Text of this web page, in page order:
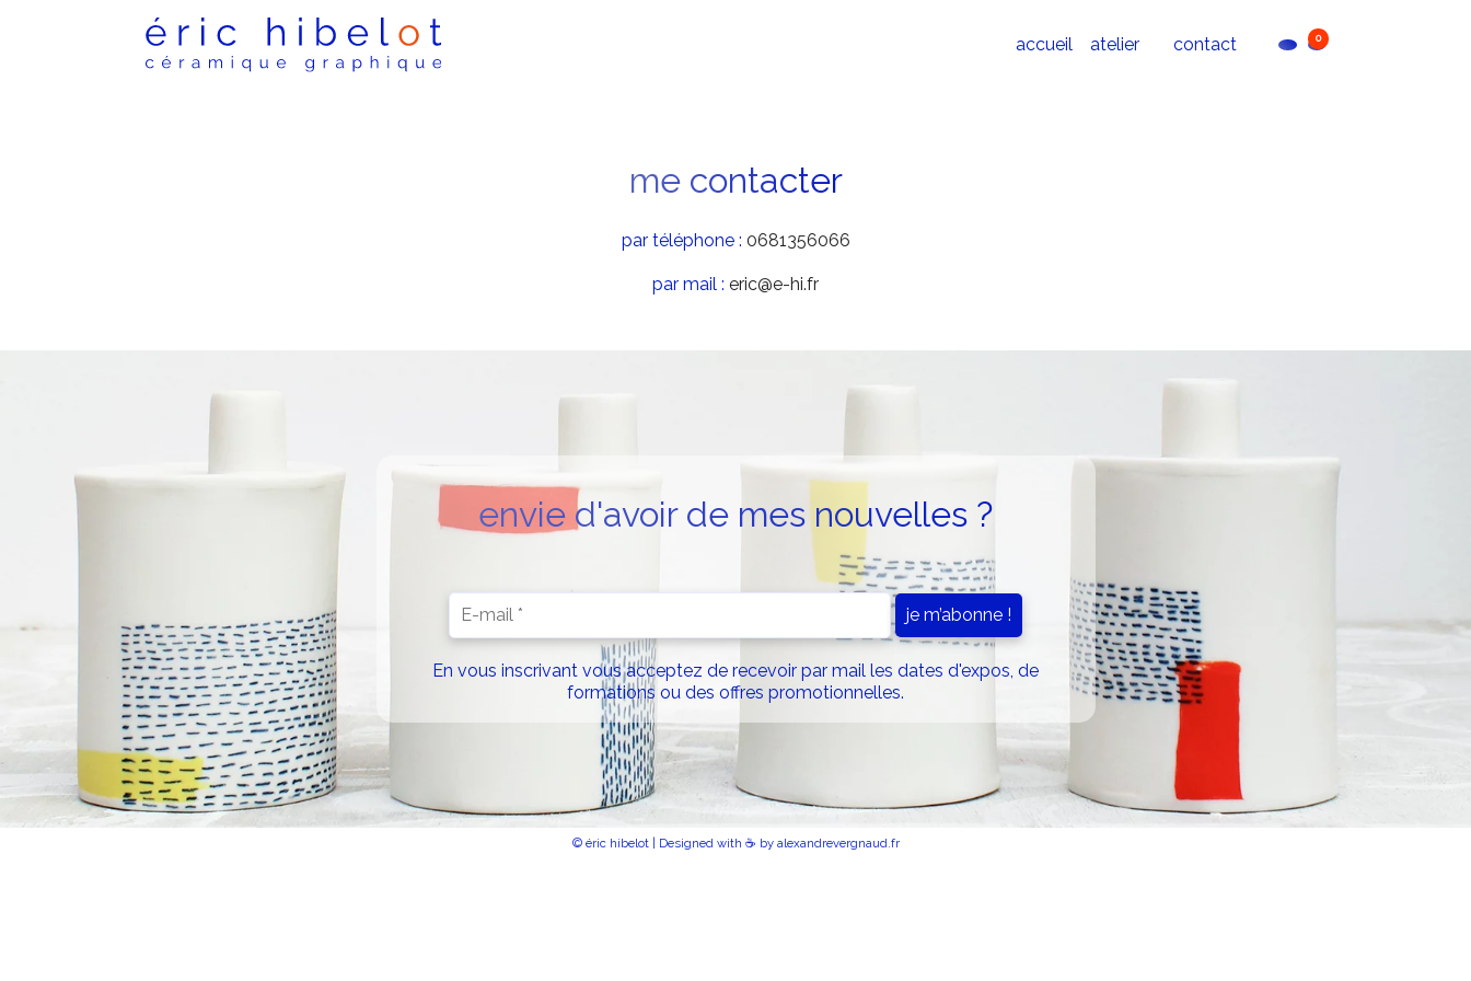
accueil atelier contact 0
me contacter
par téléphone : 6606531860
par mail : rf.ih-e@cire
envie d'avoir de mes nouvelles ?
En vous inscrivant vous acceptez de recevoir par mail les dates d'expos, de
formations ou des offres promotionnelles.
© éric hibelot | Designed with ☕ by alexandrevergnaud.fr